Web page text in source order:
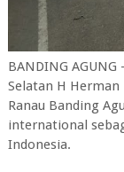
BANDING
Selatan H
Ranau Banding
international
Indonesia.